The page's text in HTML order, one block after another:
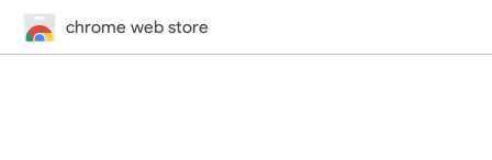
chrome web store